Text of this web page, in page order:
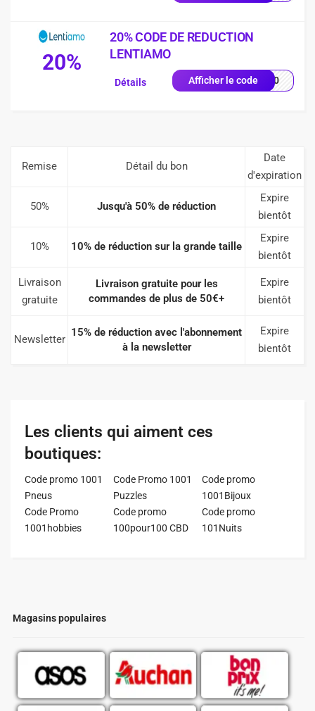
Magasins populaires
20%
20% CODE DE REDUCTION
LENTIAMO
Afficher le codeES20
Détails
Remise Détail du bon
Date
d'expiration
50% Jusqu'à 50% de réduction
Expire
bientôt
10% 10% de réduction sur la grande taille
Expire
bientôt
Livraison
gratuite
Livraison gratuite pour les
commandes de plus de 50€+
Expire
bientôt
Newsletter
15% de réduction avec l'abonnement
à la newsletter
Expire
bientôt
Les clients qui aiment ces
boutiques:
Code promo 1001
Pneus
Code Promo 1001
Puzzles
Code promo
1001Bijoux
Code Promo
1001hobbies
Code promo
100pour100 CBD
Code promo
101Nuits